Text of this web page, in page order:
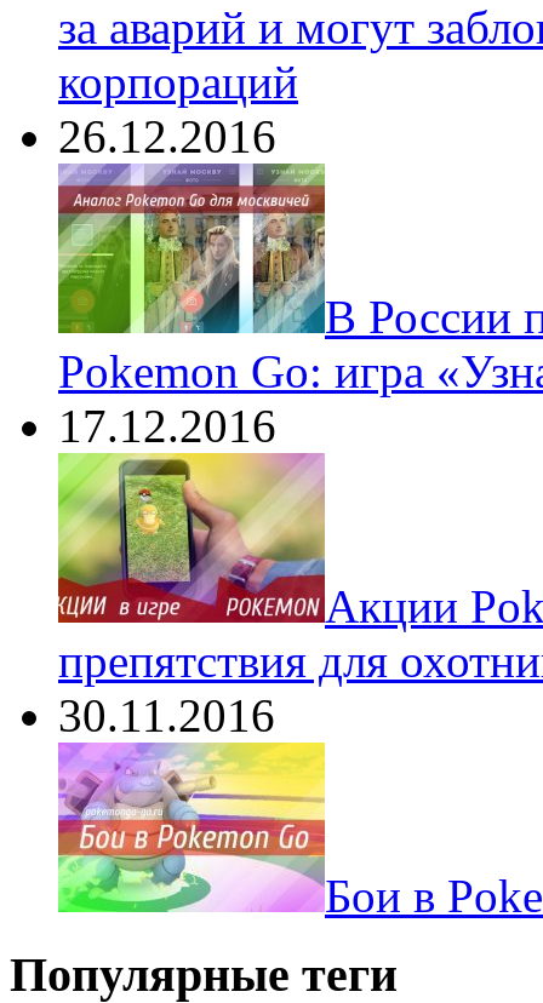
за аварий и могут
корпораций
26.12.2016
В России
Pokemon Go: игра
17.12.2016
Акции
препятствия для
30.11.2016
Бои в
Популярные теги